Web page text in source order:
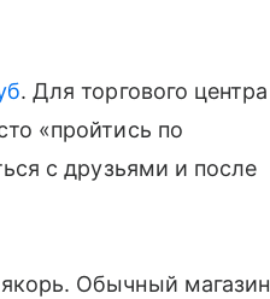
. Для торгового центра
«пройтись по
с друзьями и после
Обычный магазин